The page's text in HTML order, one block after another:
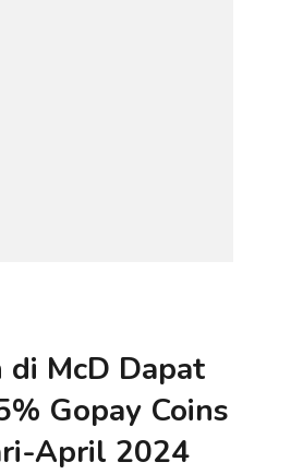
di McD Dapat
Gopay Coins
April 2024